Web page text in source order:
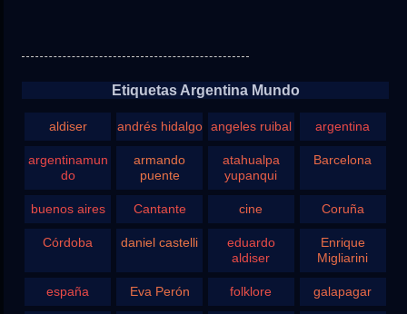
Etiquetas Argentina Mundo
aldiser andrés hidalgo angeles ruibal argentina
argentinamun
do
armando
puente
atahualpa
yupanqui
Barcelona
buenos aires Cantante cine Coruña
Córdoba daniel castelli
eduardo
aldiser
Enrique
Migliarini
españa Eva Perón folklore galapagar